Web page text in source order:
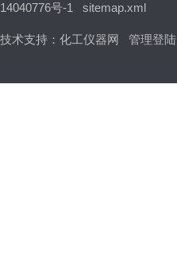
14040776号-1 sitemap.xml
技术支持： 化工仪器网 管理登陆